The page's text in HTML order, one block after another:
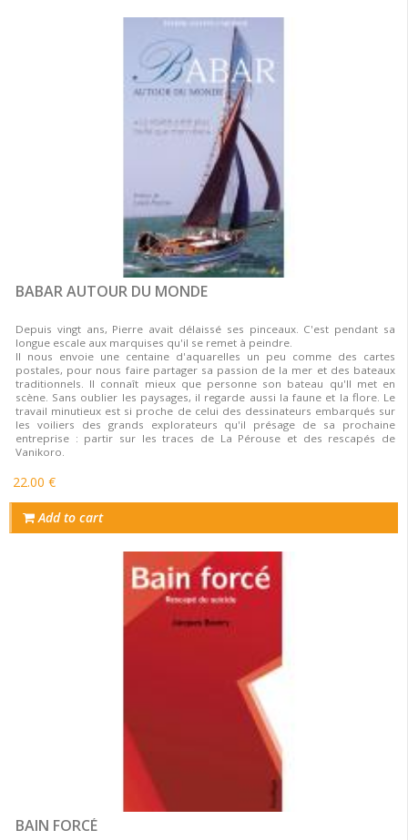
BABAR AUTOUR DU MONDE
Depuis vingt ans, Pierre avait délaissé ses pinceaux. C'est pendant sa
longue escale aux marquises qu'il se remet à peindre.
Il nous envoie une centaine d'aquarelles un peu comme des cartes
postales, pour nous faire partager sa passion de la mer et des bateaux
traditionnels. Il connaît mieux que personne son bateau qu'Il met en
scène. Sans oublier les paysages, il regarde aussi la faune et la flore. Le
travail minutieux est si proche de celui des dessinateurs embarqués sur
les voiliers des grands explorateurs qu'il présage de sa prochaine
entreprise : partir sur les traces de La Pérouse et des rescapés de
Vanikoro.
22.00 €
Add to cart
BAIN FORCÉ